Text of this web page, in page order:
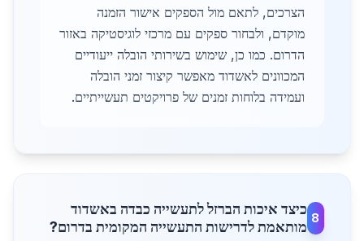
הצרכים, לתאם מול הספקים אישור הזמנה
מוקדם, ולבחור ספקים עם מרכזי לוגיסטיקה באזור
הדרום. כמו כן, שימוש בשירותי הובלה ייעודיים
המכוונים לאשדוד מאפשר קיצור זמני הובלה
ועמידה בלוחות זמנים של פרויקטים תעשייתיים.
8
כיצד איכות הברזל לתעשייה כבדה באשדוד
מותאמת לדרישות התעשייה המקומית בדרום?